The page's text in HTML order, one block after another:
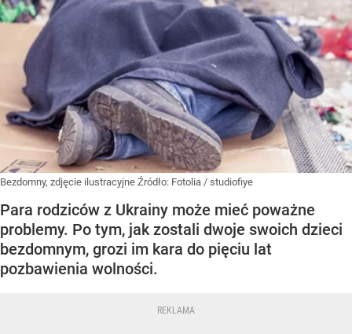
Bezdomny, zdjęcie ilustracyjne Źródło: Fotolia / studiofiye
Para rodziców z Ukrainy może mieć poważne
problemy. Po tym, jak zostali dwoje swoich dzieci
bezdomnym, grozi im kara do pięciu lat
pozbawienia wolności.